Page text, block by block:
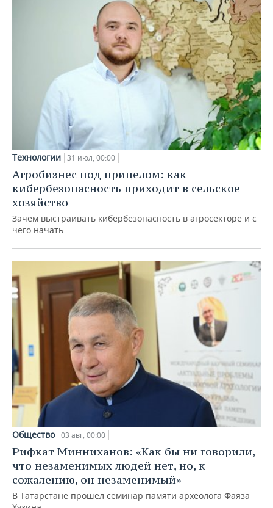
Технологии 31 июл, 00:00
Агробизнес под прицелом: как
кибербезопасность приходит в сельское
хозяйство
Зачем выстраивать кибербезопасность в агросекторе и с
чего начать
Общество 03 авг, 00:00
Рифкат Минниханов: «Как бы ни говорили,
что незаменимых людей нет, но, к
сожалению, он незаменимый»
В Татарстане прошел семинар памяти археолога Фаяза